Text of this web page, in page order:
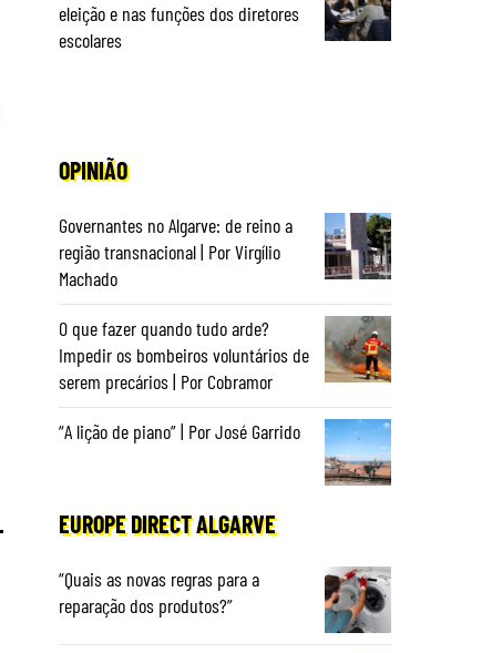
eleição e nas funções dos diretores
escolares
OPINIÃO
Governantes no Algarve: de reino a
região transnacional | Por Virgílio
Machado
O que fazer quando tudo arde?
Impedir os bombeiros voluntários de
serem precários | Por Cobramor
“A lição de piano” | Por José Garrido
EUROPE DIRECT ALGARVE
“Quais as novas regras para a
reparação dos produtos?”